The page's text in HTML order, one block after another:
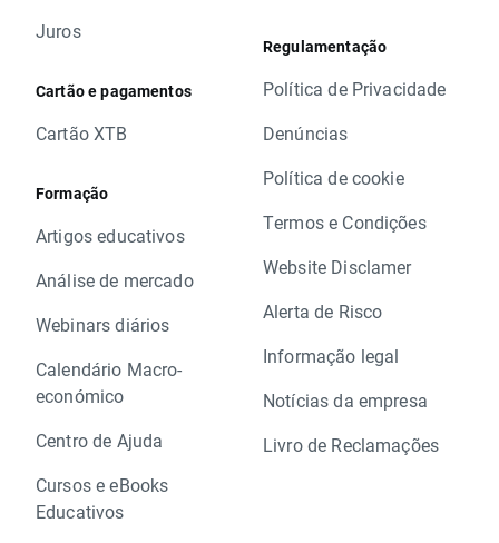
Juros
Cartão e pagamentos
Cartão XTB
Formação
Artigos educativos
Análise de mercado
Webinars diários
Calendário Macro-
económico
Centro de Ajuda
Cursos e eBooks
Educativos
Regulamentação
Política de Privacidade
Denúncias
Política de cookie
Termos e Condições
Website Disclamer
Alerta de Risco
Informação legal
Notícias da empresa
Livro de Reclamações